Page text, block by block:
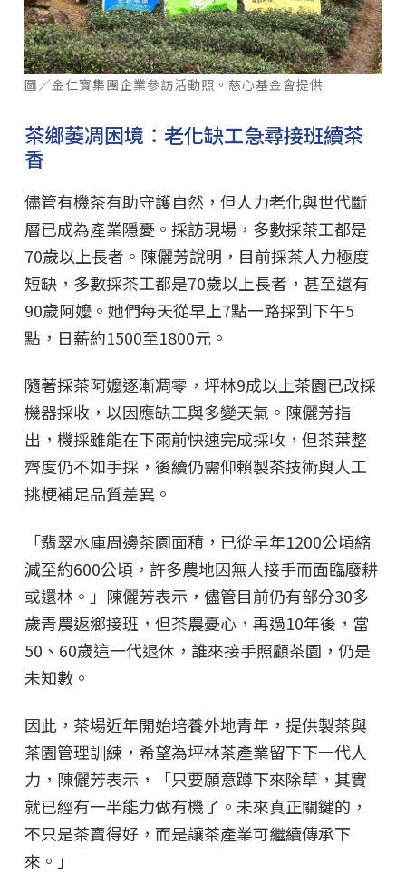
圖／金仁寶集團企業參訪活動照。慈心基金會提供
茶鄉萎凋困境：老化缺工急尋接班續茶
香
儘管有機茶有助守護自然，但人力老化與世代斷
層已成為產業隱憂。採訪現場，多數採茶工都是
70歲以上長者。陳儷芳說明，目前採茶人力極度
短缺，多數採茶工都是70歲以上長者，甚至還有
90歲阿嬤。她們每天從早上7點一路採到下午5
點，日薪約1500至1800元。
隨著採茶阿嬤逐漸凋零，坪林9成以上茶園已改採
機器採收，以因應缺工與多變天氣。陳儷芳指
出，機採雖能在下雨前快速完成採收，但茶葉整
齊度仍不如手採，後續仍需仰賴製茶技術與人工
挑梗補足品質差異。
「翡翠水庫周邊茶園面積，已從早年1200公頃縮
減至約600公頃，許多農地因無人接手而面臨廢耕
或還林。」陳儷芳表示，儘管目前仍有部分30多
歲青農返鄉接班，但茶農憂心，再過10年後，當
50、60歲這一代退休，誰來接手照顧茶園，仍是
未知數。
因此，茶場近年開始培養外地青年，提供製茶與
茶園管理訓練，希望為坪林茶產業留下下一代人
力，陳儷芳表示，「只要願意蹲下來除草，其實
就已經有一半能力做有機了。未來真正關鍵的，
不只是茶賣得好，而是讓茶產業可繼續傳承下
來。」